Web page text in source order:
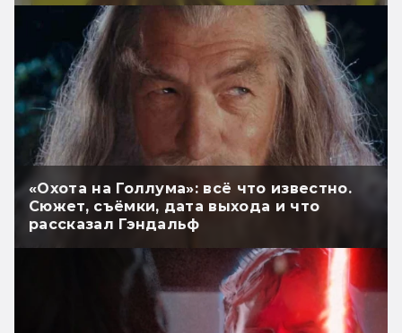
«Охота на Голлума»: всё что известно.
Сюжет, съёмки, дата выхода и что
рассказал Гэндальф